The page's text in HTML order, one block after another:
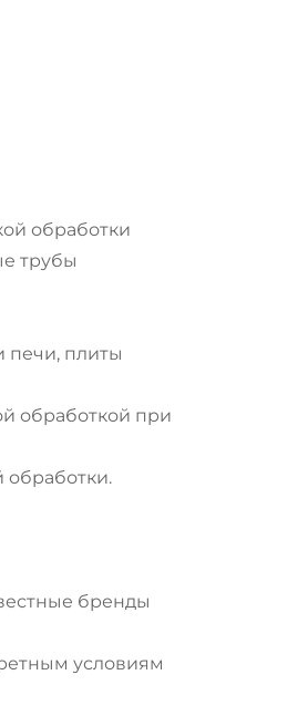
обработки
трубы
печи, плиты
обработкой при
обработки.
бренды
условиям